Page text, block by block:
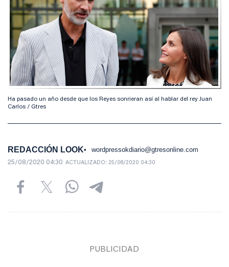
Ha pasado un año desde que los Reyes sonrieran así al hablar del rey Juan
Carlos / Gtres
REDACCIÓN LOOK wordpressokdiario@gtresonline.com
25/08/2020 04:30 ACTUALIZADO: 25/08/2020 04:30